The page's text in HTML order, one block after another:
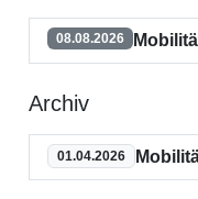
08.08.2026
Archiv
01.04.2026